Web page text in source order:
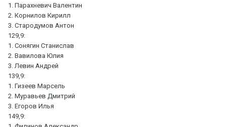
1. Парахневич Валентин
2. Корнилов Кирилл
3. Стародумов Антон
129,9:
1. Сонягин Станислав
2. Вавилова Юлия
3. Левин Андрей
139,9:
1. Гизеев Марсель
2. Муравьев Дмитрий
3. Егоров Илья
149,9: